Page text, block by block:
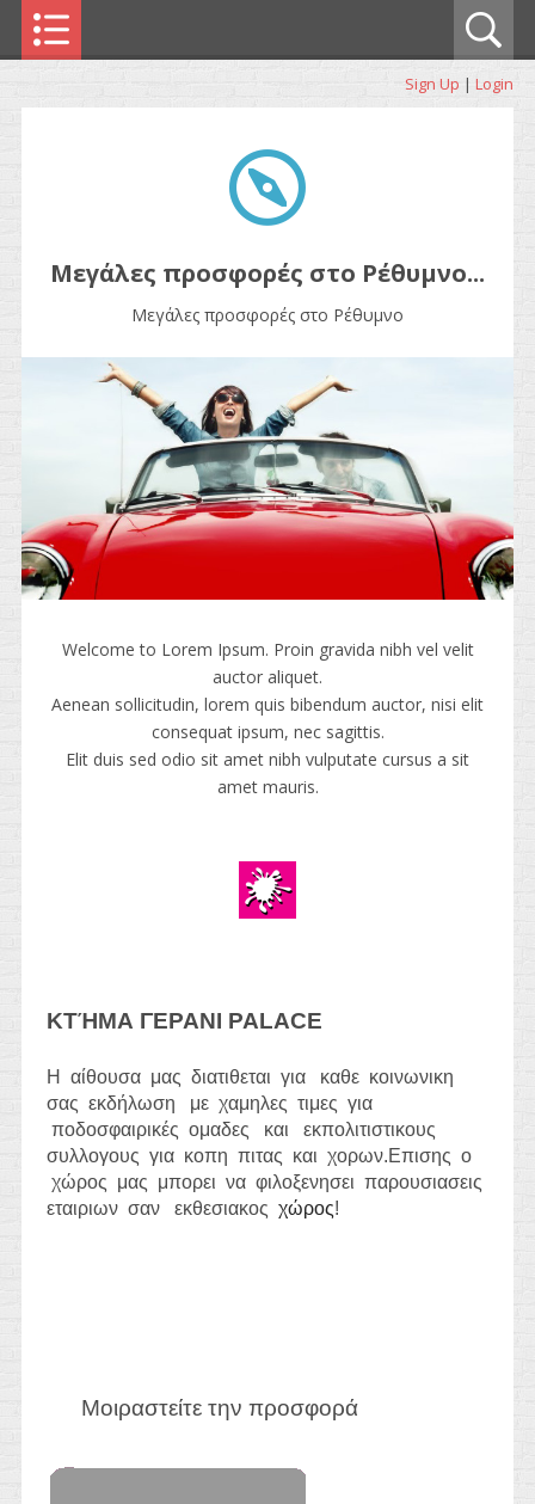
Sign Up | Login
Μεγάλες προσφορές στο Ρέθυμνο...
Μεγάλες προσφορές στο Ρέθυμνο
Welcome to Lorem Ipsum. Proin gravida nibh vel velit
auctor aliquet.
Aenean sollicitudin, lorem quis bibendum auctor, nisi elit
consequat ipsum, nec sagittis.
Elit duis sed odio sit amet nibh vulputate cursus a sit
amet mauris.
ΚΤΉΜΑ ΓΕΡΑΝΙ PALACE
Η αίθουσα μας διατιθεται για καθε κοινωνικη
σας εκδήλωση με χαμηλες τιμες για
ποδοσφαιρικές ομαδες και εκπολιτιστικους
συλλογους για κοπη πιτας και χορων.Επισης ο
χώρος μας μπορει να φιλοξενησει παρουσιασεις
εταιριων σαν εκθεσιακος χώρος!
Μοιραστείτε την προσφορά